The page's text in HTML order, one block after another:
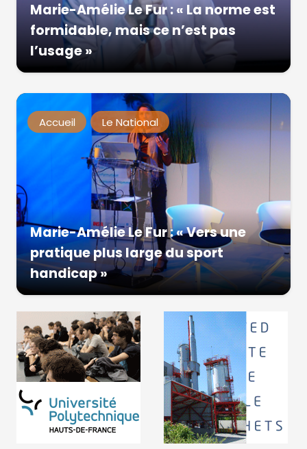
Marie-Amélie Le Fur : « La norme est
formidable, mais ce n’est pas
l’usage »
Accueil Le National
Marie-Amélie Le Fur : « Vers une
pratique plus large du sport
handicap »